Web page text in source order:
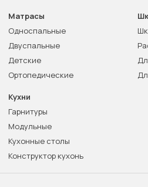
Матрасы
Односпальные
Двуспальные
Детские
Ортопедические
Кухни
Гарнитуры
Модульные
Кухонные столы
Конструктор кухонь